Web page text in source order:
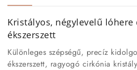
Kristályos, négylevelű lóhere
ékszerszett
Különleges szépségű, precíz
ékszerszett, ragyogó cirkónia